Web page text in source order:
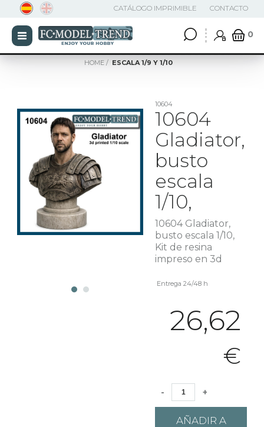
0
CATÁLOGO IMPRIMIBLE CONTACTO
HOME ESCALA 1/9 Y 1/10
10604
10604
Gladiator,
busto
escala
1/10,
10604 Gladiator,
busto escala 1/10,
Kit de resina
impreso en 3d
Entrega 24/48 h
26,62
€
- +
AÑADIR A